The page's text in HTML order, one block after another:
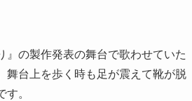
』の製作発表の舞台で歌わせていた
舞台上を歩く時も足が震えて靴が脱
。